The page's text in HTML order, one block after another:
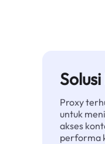
Proxy
untuk
akses
performa